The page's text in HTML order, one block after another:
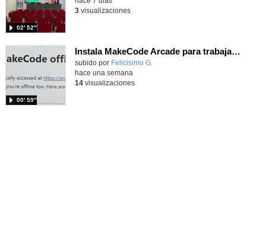
02′ 52″
3visualizaciones
Instala MakeCode Arcade para trabajar offline en tu tablet, ordenador, Chromebook
Contenido educativo.
subido por Felicisimo G.
00′ 59″
hace una semana
14visualizaciones